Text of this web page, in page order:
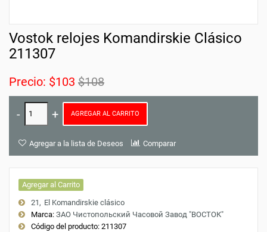
Vostok relojes Komandirskie Clásico
211307
Precio: $103 $108
AGREGAR AL CARRITO
Agregar a la lista de Deseos Comparar
Agregar al Carrito
21
El Komandirskie clásico
Marca: ЗАО Чистопольский Часовой Завод "ВОСТОК"
Código del producto: 211307